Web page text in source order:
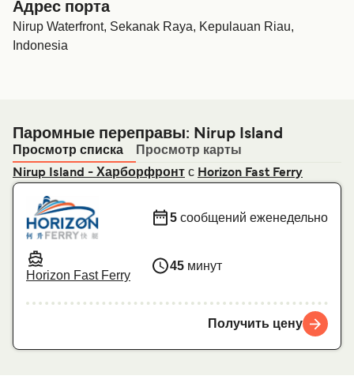
Адрес порта
Nirup Waterfront, Sekanak Raya, Kepulauan Riau,
Indonesia
Паромные переправы: Nirup Island
Просмотр списка
Просмотр карты
Nirup Island - Харборфронт с Horizon Fast Ferry
Horizon Fast Ferry
5 сообщений еженедельно
45 минут
Получить цену